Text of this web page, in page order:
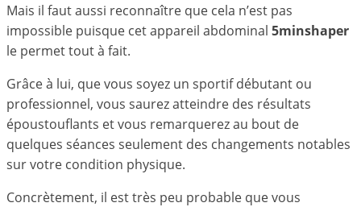
Mais il faut aussi reconnaître que cela n’est pas
impossible puisque cet appareil abdominal 5minshaper
le permet tout à fait.
Grâce à lui, que vous soyez un sportif débutant ou
professionnel, vous saurez atteindre des résultats
époustouflants et vous remarquerez au bout de
quelques séances seulement des changements notables
sur votre condition physique.
Concrètement, il est très peu probable que vous